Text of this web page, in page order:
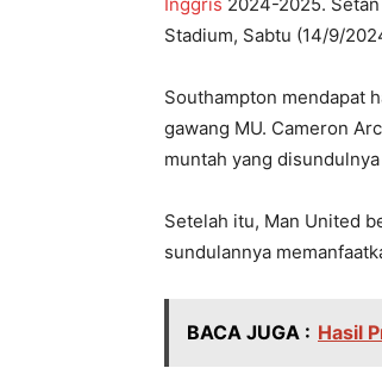
Stadium, Sabtu (14/9/
Southampton mendapat
gawang MU. Cameron
muntah yang
Setelah itu, Man United
sundulannya
BACA JUGA : Hasil